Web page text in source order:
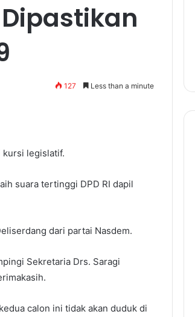
127 Less than a minute
kursi legislatif.
suara tertinggi DPD RI dapil
dari partai Nasdem.
Sekretaria Drs. Saragi
calon ini tidak akan duduk di